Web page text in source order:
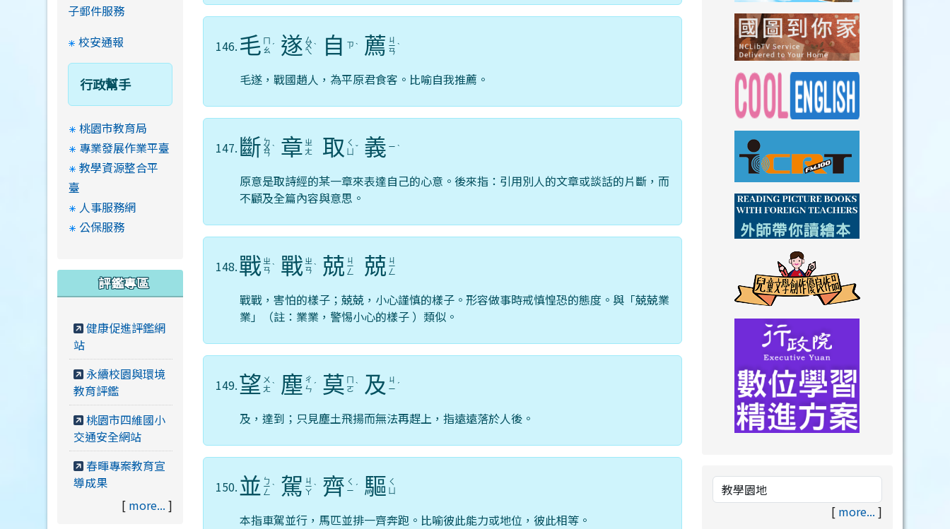
146. 毛 ㄇ
ㄠ ˊ 遂 ㄙ
ㄨ
ㄟ
ˋ 自 ㄗ ˋ 薦 ㄐ
ㄧ
ㄢ
ˋ
毛遂，戰國趙人，為平原君食客。比喻自我推薦。
147. 斷 ㄉ
ㄨ
ㄢ
ˋ 章 ㄓ
ㄤ
取 ㄑ
ˇ 義 ㄧ ˋ
原意是取詩經的某一章來表達自己的心意。後來指：引用別人的文章或談話的片斷，而
不顧及全篇內容與意思。
148.戰 ㄓ
ㄢ ˋ 戰 ㄓ
ㄢ ˋ 兢 ㄐ
ㄧ
ㄥ 兢 ㄐ
ㄧ
ㄥ
戰戰，害怕的樣子；兢兢，小心謹慎的樣子。形容做事時戒慎惶恐的態度。與「兢兢業
業」（註：業業，警惕小心的樣子 ）類似。
149.望 ㄨ
ㄤ ˋ 塵 ㄔ
ㄣ ˊ 莫 ㄇ
ㄛ ˋ 及 ㄐ
ㄧ ˊ
及，達到；只見塵土飛揚而無法再趕上，指遠遠落於人後。
150. 並 ㄅ
ㄧ
ㄥ
ˋ 駕 ㄐ
ㄧ
ㄚ
ˋ 齊 ㄑ
ㄧ ˊ 驅 ㄑ
本指車駕並行，馬匹並排一齊奔跑。比喻彼此能力或地位，彼此相等。
子郵件服務
校安通報
行政幫手
桃園市教育局
專業發展作業平臺
教學資源整合平
臺
人事服務網
公保服務
評鑑專區
健康促進評鑑網
站
永續校園與環境
教育評鑑
桃園市四維國小
交通安全網站
春暉專案教育宣
導成果
[ more... ]
link to https://
link to https://
link to http://www.icrt.com.tw/
link to https://www.youtube.com/
[ more... ]